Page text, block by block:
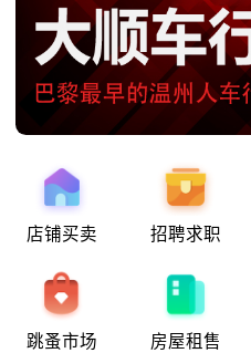
店铺买卖 招聘求职
跳蚤市场 房屋租售